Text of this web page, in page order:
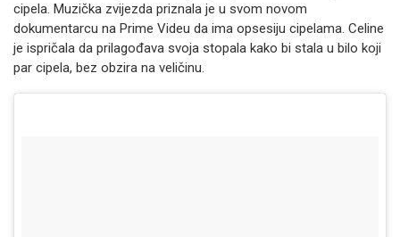
cipela. Muzička zvijezda priznala je u svom novom
dokumentarcu na Prime Videu da ima opsesiju cipelama. Celine
je ispričala da prilagođava svoja stopala kako bi stala u bilo koji
par cipela, bez obzira na veličinu.